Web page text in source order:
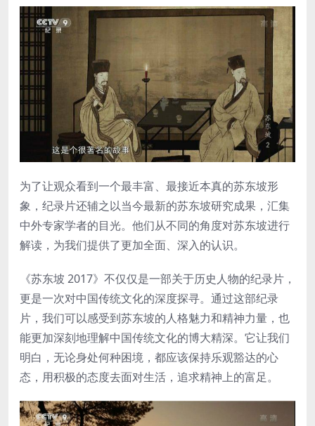
为了让观众看到一个最丰富、最接近本真的苏东坡形
象，纪录片还辅之以当今最新的苏东坡研究成果，汇集
中外专家学者的目光。他们从不同的角度对苏东坡进行
解读，为我们提供了更加全面、深入的认识。
《苏东坡 2017》不仅仅是一部关于历史人物的纪录片，
更是一次对中国传统文化的深度探寻。通过这部纪录
片，我们可以感受到苏东坡的人格魅力和精神力量，也
能更加深刻地理解中国传统文化的博大精深。它让我们
明白，无论身处何种困境，都应该保持乐观豁达的心
态，用积极的态度去面对生活，追求精神上的富足。